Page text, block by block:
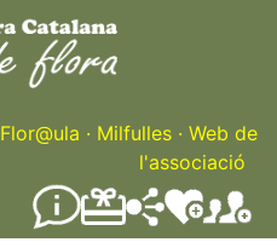
Skip
to
main
content
Flor@ula · Milfulles · Web de
l'associació